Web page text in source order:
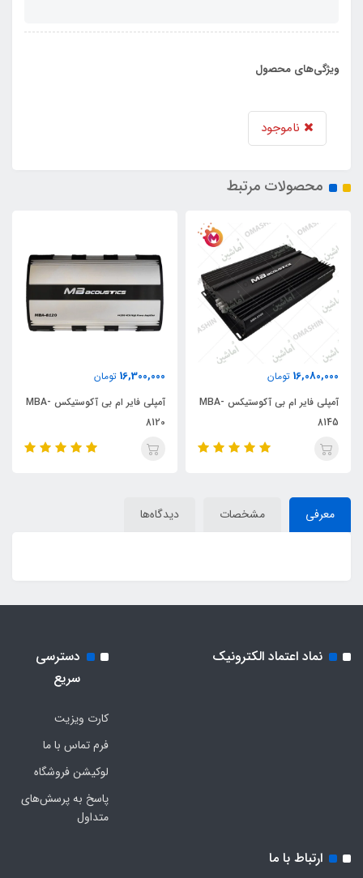
ویژگی‌های محصول
ناموجود
محصولات مرتبط
16,080,000 تومان
آمپلی فایر ام بی آکوستیکس MBA-
8145
16,300,000 تومان
آمپلی فایر ام بی آکوستیکس MBA-
8120
معرفی مشخصات دیدگاه‌ها
نماد اعتماد الکترونیک
دسترسی
سریع
کارت ویزیت
فرم تماس با ما
لوکیشن فروشگاه
پاسخ به پرسش‌های
متداول
ارتباط با ما